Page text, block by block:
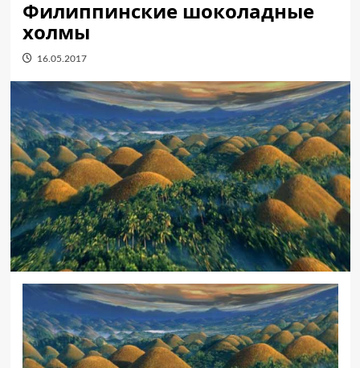
Филиппинские шоколадные
холмы
16.05.2017